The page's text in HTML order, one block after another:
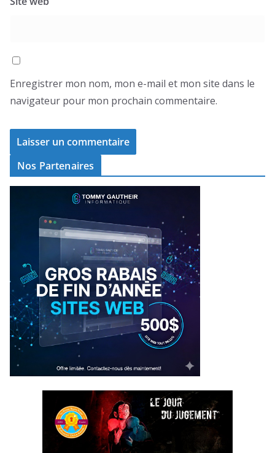
Enregistrer mon nom, mon e-mail et mon site dans le
navigateur pour mon prochain commentaire.
Nos Partenaires